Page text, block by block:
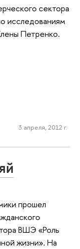
сектора
исследованиям
Петренко.
3 апреля, 2012 г.
прошел
ВШЭ «Роль
жизни». На